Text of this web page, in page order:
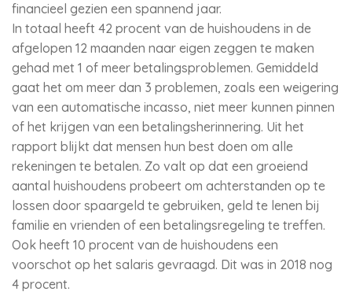
financieel gezien een spannend jaar.
In totaal heeft 42 procent van de huishoudens in de
afgelopen 12 maanden naar eigen zeggen te maken
gehad met 1 of meer betalingsproblemen. Gemiddeld
gaat het om meer dan 3 problemen, zoals een weigering
van een automatische incasso, niet meer kunnen pinnen
of het krijgen van een betalingsherinnering. Uit het
rapport blijkt dat mensen hun best doen om alle
rekeningen te betalen. Zo valt op dat een groeiend
aantal huishoudens probeert om achterstanden op te
lossen door spaargeld te gebruiken, geld te lenen bij
familie en vrienden of een betalingsregeling te treffen.
Ook heeft 10 procent van de huishoudens een
voorschot op het salaris gevraagd. Dit was in 2018 nog
4 procent.